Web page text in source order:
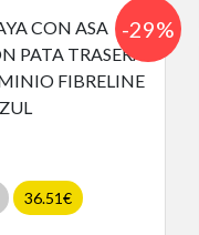
36.51€
-29%